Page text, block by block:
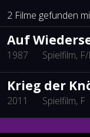
2 Filme gefunden
Auf
1987 Spielfilm,
Krieg der
2011 Spielfilm, F